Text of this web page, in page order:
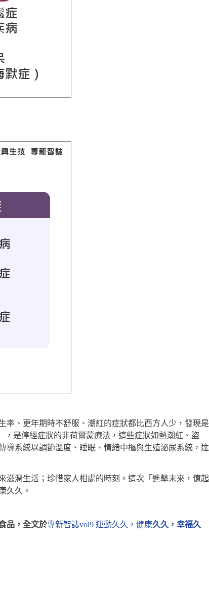
、更年期時不舒服、潮紅的症狀都比西方人少，發現是
是停經症狀的非荷爾蒙療法，這些症狀如熱潮紅、盜
導系統以調節溫度、睡眠、情緒中樞與生殖泌尿系統，達
潤生活；珍惜家人相處的時刻。這次「進擊未來，億起
久久。
品，全文於專新智誌vol9 運動久久，健康久久，幸福久